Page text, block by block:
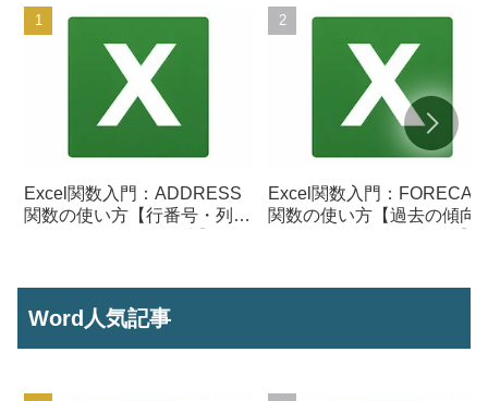
Excel関数入門：ADDRESS
関数の使い方【行番号・列番
Excel関数入門：
関数の使い方【過去の傾向
Word人気記事